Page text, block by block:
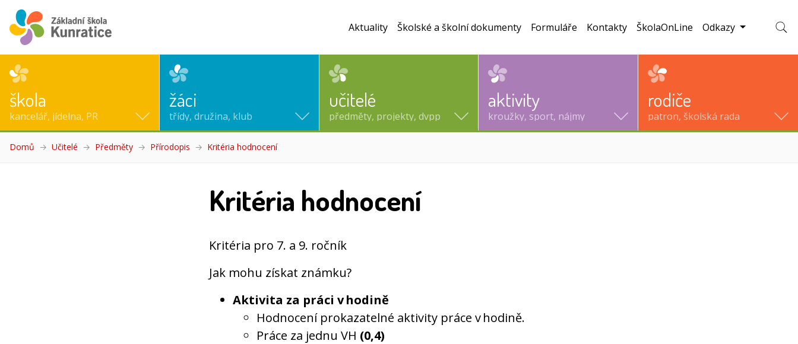
škola
kancelář, jídelna, PR
žáci
třídy, družina, klub
učitelé
předměty, projekty, dvpp
aktivity
kroužky, sport, nájmy
rodiče
patron, školská rada
Aktuality Školské a školní dokumenty Formuláře Kontakty ŠkolaOnLine Odkazy
Domů Učitelé Předměty Přírodopis Kritéria hodnocení(aktuální)
Kritéria hodnocení
Kritéria pro 7. a 9. ročník
Jak mohu získat známku?
Aktivita za práci v hodině
Hodnocení prokazatelné aktivity práce v hodině.
Práce za jednu VH (0,4)